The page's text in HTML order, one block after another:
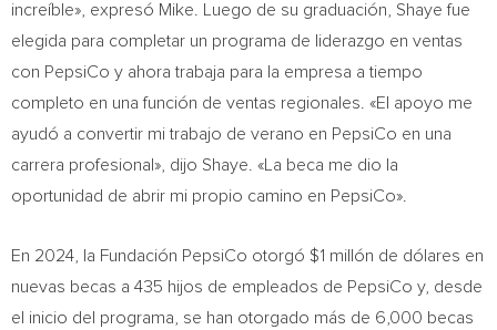
increíble», expresó Mike. Luego de su graduación, Shaye fue
elegida para completar un programa de liderazgo en ventas
con PepsiCo y ahora trabaja para la empresa a tiempo
completo en una función de ventas regionales. «El apoyo me
ayudó a convertir mi trabajo de verano en PepsiCo en una
carrera profesional», dijo Shaye. «La beca me dio la
oportunidad de abrir mi propio camino en PepsiCo».
En 2024, la Fundación PepsiCo otorgó $1 millón de dólares en
nuevas becas a 435 hijos de empleados de PepsiCo y, desde
el inicio del programa, se han otorgado más de 6,000 becas